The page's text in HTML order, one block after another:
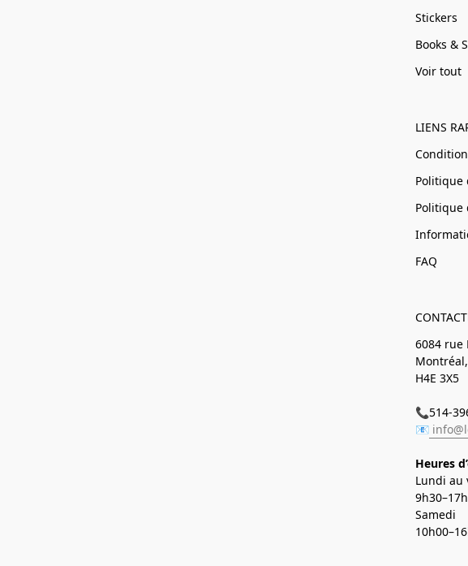
Stickers
Books &
Voir tout
LIENS
Politique
FAQ
6084 rue
H4E 3X5
📞514-
📧
Heures
Lundi au
Samedi